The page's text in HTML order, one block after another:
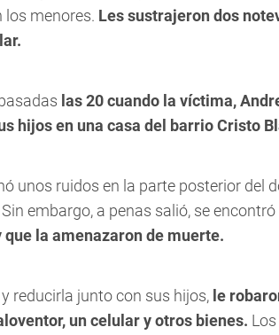
los menores. Les sustrajeron dos
las 20 cuando la víctima,
hijos en una casa del barrio Cristo
unos ruidos en la parte posterior del
embargo, a penas salió, se encontró
la amenazaron de muerte.
reducirla junto con sus hijos, le
un celular y otros bienes.